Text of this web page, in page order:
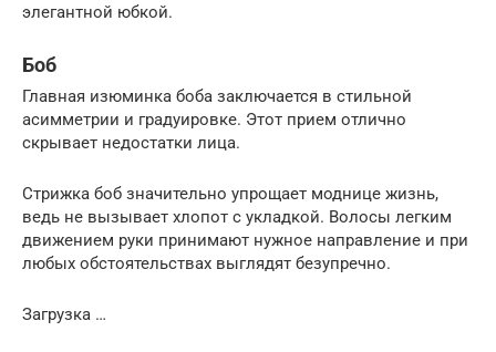
элегантной юбкой.
Боб
Главная изюминка боба заключается в стильной
асимметрии и градуировке. Этот прием отлично
скрывает недостатки лица.
Стрижка боб значительно упрощает моднице жизнь,
ведь не вызывает хлопот с укладкой. Волосы легким
движением руки принимают нужное направление и при
любых обстоятельствах выглядят безупречно.
Загрузка …